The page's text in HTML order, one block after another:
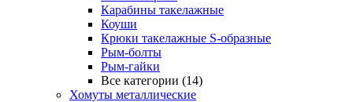
Карабины такелажные
Коуши
Крюки такелажные S-образные
Рым-болты
Рым-гайки
Все категории (14)
Хомуты металлические